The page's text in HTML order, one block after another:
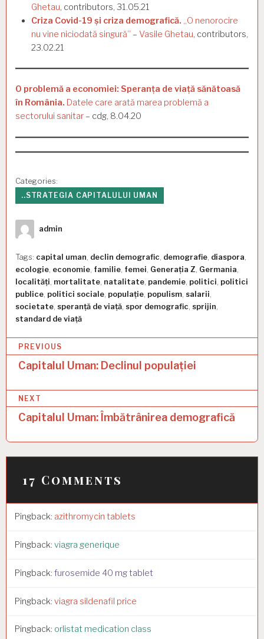
Ghetau, contributors, 31.05.21
Criza Covid-19 și criza demografică. „O nenorocire
nu vine niciodată singură” – Vasile Ghetau, contributors,
23.02.21
O problemă a economiei: Speranța de viață sănătoasă
în România. Datele care arată marea problemă a
sectorului sanitar – cdg, 8.04.20
Categories:
..STRATEGIA CAPITALULUI UMAN
Author
admin
Tags: capital uman declin demografic demografie diaspora
ecologie economie familie femei Generația Z Germania
localități mortalitate natalitate pandemie politici politici
publice politici sociale populație populism salarii
societate speranță de viață spor demografic sprijin
standard de viață
o
s
t
n
a
v
g
a
t
o
n
PREVIOUS
Capitalul Uman: Declinul populației
NEXT
Capitalul Uman: Îmbătrânirea demografică
17 Comments
Pingback: azithromycin tablets
Pingback: viagra generique
Pingback: furosemide 40 mg tablet
Pingback: viagra sildenafil price
Pingback: orlistat medication class